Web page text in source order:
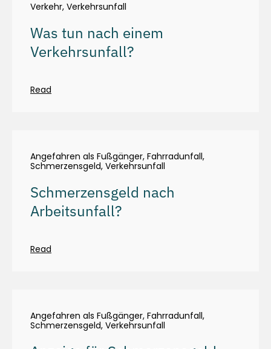
Verkehr, Verkehrsunfall
Was tun nach einem
Verkehrsunfall?
Read
Angefahren als Fußgänger, Fahrradunfall,
Schmerzensgeld, Verkehrsunfall
Schmerzensgeld nach
Arbeitsunfall?
Read
Angefahren als Fußgänger, Fahrradunfall,
Schmerzensgeld, Verkehrsunfall